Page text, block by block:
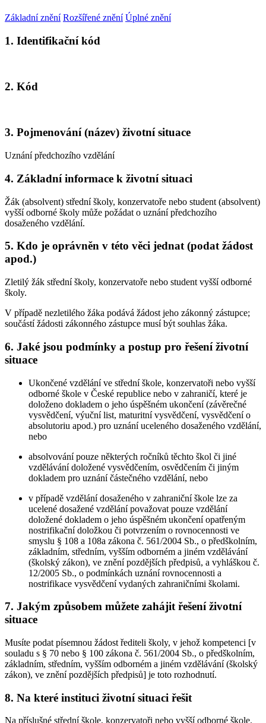
Základní znění Rozšířené znění Úplné znění
1. Identifikační kód
2. Kód
3. Pojmenování (název) životní situace
Uznání předchozího vzdělání
4. Základní informace k životní situaci
Žák (absolvent) střední školy, konzervatoře nebo student (absolvent)
vyšší odborné školy může požádat o uznání předchozího
dosaženého vzdělání.
5. Kdo je oprávněn v této věci jednat (podat žádost
apod.)
Zletilý žák střední školy, konzervatoře nebo student vyšší odborné
školy.
V případě nezletilého žáka podává žádost jeho zákonný zástupce;
součástí žádosti zákonného zástupce musí být souhlas žáka.
6. Jaké jsou podmínky a postup pro řešení životní
situace
Ukončené vzdělání ve střední škole, konzervatoři nebo vyšší
odborné škole v České republice nebo v zahraničí, které je
doloženo dokladem o jeho úspěšném ukončení (závěrečné
vysvědčení, výuční list, maturitní vysvědčení, vysvědčení o
absolutoriu apod.) pro uznání uceleného dosaženého vzdělání,
nebo
absolvování pouze některých ročníků těchto škol či jiné
vzdělávání doložené vysvědčením, osvědčením či jiným
dokladem pro uznání částečného vzdělání, nebo
v případě vzdělání dosaženého v zahraniční škole lze za
ucelené dosažené vzdělání považovat pouze vzdělání
doložené dokladem o jeho úspěšném ukončení opatřeným
nostrifikační doložkou či potvrzením o rovnocennosti ve
smyslu § 108 a 108a zákona č. 561/2004 Sb., o předškolním,
základním, středním, vyšším odborném a jiném vzdělávání
(školský zákon), ve znění pozdějších předpisů, a vyhláškou č.
12/2005 Sb., o podmínkách uznání rovnocennosti a
nostrifikace vysvědčení vydaných zahraničními školami.
7. Jakým způsobem můžete zahájit řešení životní
situace
Musíte podat písemnou žádost řediteli školy, v jehož kompetenci [v
souladu s § 70 nebo § 100 zákona č. 561/2004 Sb., o předškolním,
základním, středním, vyšším odborném a jiném vzdělávání (školský
zákon), ve znění pozdějších předpisů] je toto rozhodnutí.
8. Na které instituci životní situaci řešit
Na příslušné střední škole, konzervatoři nebo vyšší odborné škole.